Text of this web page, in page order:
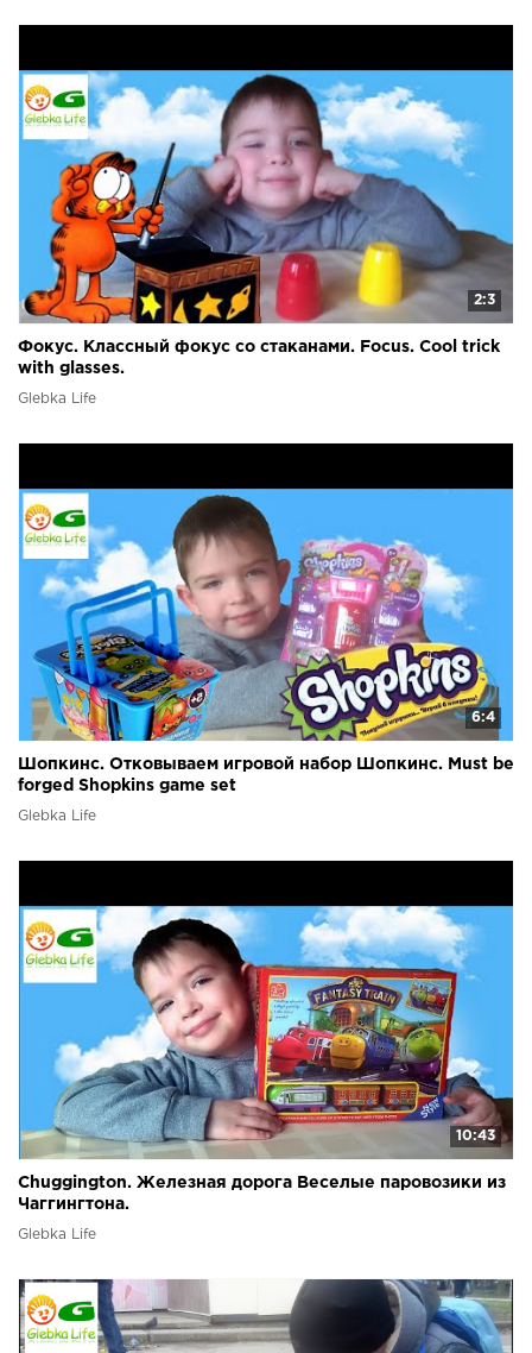
2:3
Фокус. Классный фокус со стаканами. Focus. Cool trick
with glasses.
Glebka Life
6:4
Шопкинс. Отковываем игровой набор Шопкинс. Must be
forged Shopkins game set
Glebka Life
10:43
Chuggington. Железная дорога Веселые паровозики из
Чаггингтона.
Glebka Life